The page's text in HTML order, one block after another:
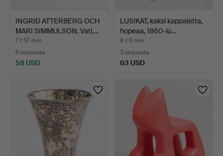
INGRID ATTERBERG OCH
MARI SIMMULSON. Vati,…
7 t 57 min
6 tarjousta
58 USD
LUSIKAT, kaksi kappaletta,
hopeaa, 1860-lu…
8 t 5 min
3 tarjousta
63 USD